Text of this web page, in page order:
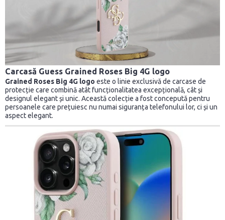
Carcasă Guess Grained Roses Big 4G logo
Grained Roses Big 4G logo este o linie exclusivă de carcase de
protecție care combină atât funcționalitatea excepțională, cât și
designul elegant și unic. Această colecție a fost concepută pentru
persoanele care prețuiesc nu numai siguranța telefonului lor, ci și un
aspect elegant.